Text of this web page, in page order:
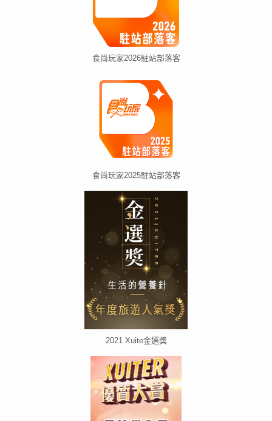
食尚玩家2026駐站部落客
食尚玩家2025駐站部落客
2021 Xuite金選獎